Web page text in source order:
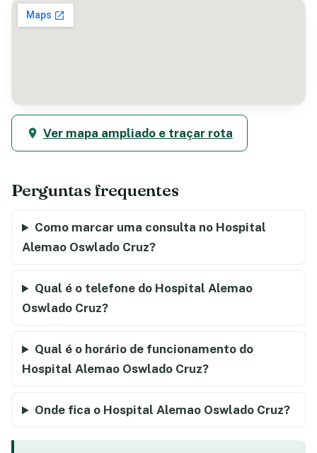
Ver mapa ampliado e traçar rota
Perguntas frequentes
Como marcar uma consulta no Hospital
Alemao Oswlado Cruz?
Qual é o telefone do Hospital Alemao
Oswlado Cruz?
Qual é o horário de funcionamento do
Hospital Alemao Oswlado Cruz?
Onde fica o Hospital Alemao Oswlado Cruz?